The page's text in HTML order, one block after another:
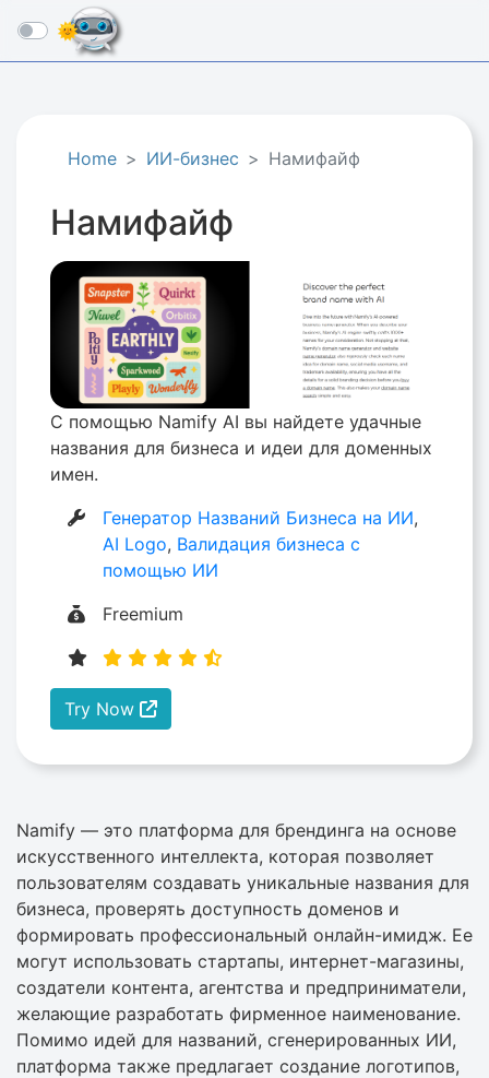
☰
Home ИИ-бизнес Намифайф
Намифайф
С помощью Namify AI вы найдете удачные
названия для бизнеса и идеи для доменных
имен.
Генератор Названий Бизнеса на ИИ,
AI Logo, Валидация бизнеса с
помощью ИИ
Freemium
Try Now
Namify — это платформа для брендинга на основе
искусственного интеллекта, которая позволяет
пользователям создавать уникальные названия для
бизнеса, проверять доступность доменов и
формировать профессиональный онлайн-имидж. Ее
могут использовать стартапы, интернет-магазины,
создатели контента, агентства и предприниматели,
желающие разработать фирменное наименование.
Помимо идей для названий, сгенерированных ИИ,
платформа также предлагает создание логотипов,